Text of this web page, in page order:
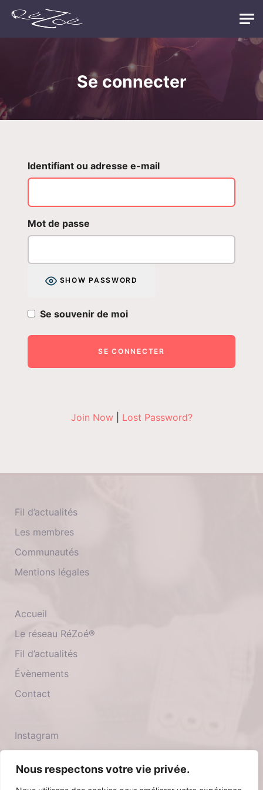
Nous respectons votre vie privée.
Skip to main content
Se connecter
Identifiant ou adresse e-mail
Mot de passe
SHOW PASSWORD
Se souvenir de moi
Join Now| Lost Password?
Fil d’actualités
Les membres
Communautés
Mentions légales
Accueil
Le réseau RéZoé®
Fil d’actualités
Évènements
Contact
Instagram
Facebook